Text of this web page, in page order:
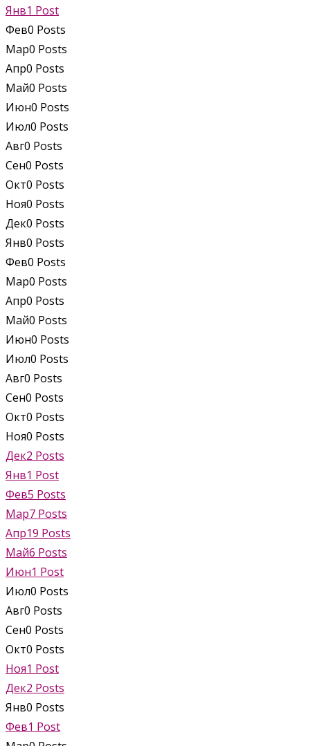
Янв1 Post
Фев0 Posts
Мар0 Posts
Апр0 Posts
Май0 Posts
Июн0 Posts
Июл0 Posts
Авг0 Posts
Сен0 Posts
Окт0 Posts
Ноя0 Posts
Дек0 Posts
Янв0 Posts
Фев0 Posts
Мар0 Posts
Апр0 Posts
Май0 Posts
Июн0 Posts
Июл0 Posts
Авг0 Posts
Сен0 Posts
Окт0 Posts
Ноя0 Posts
Дек2 Posts
Янв1 Post
Фев5 Posts
Мар7 Posts
Апр19 Posts
Май6 Posts
Июн1 Post
Июл0 Posts
Авг0 Posts
Сен0 Posts
Окт0 Posts
Ноя1 Post
Дек2 Posts
Янв0 Posts
Фев1 Post